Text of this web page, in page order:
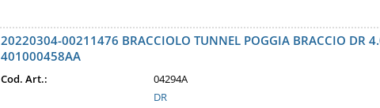
20220304-00211476 BRACCIOLO TUNNEL POGGIA BRACCIO DR
401000458AA
Cod. Art.:
04294A
DR